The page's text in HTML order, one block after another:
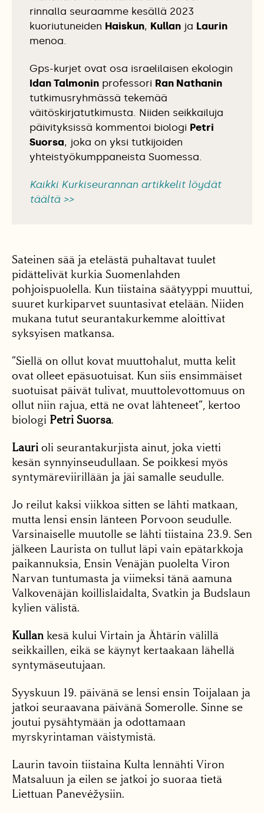
rinnalla seuraamme kesällä 2023
kuoriutuneiden Haiskun, Kullan ja Laurin
menoa.
Gps-kurjet ovat osa israelilaisen ekologin
Idan Talmonin professori Ran Nathanin
tutkimusryhmässä tekemää
väitöskirjatutkimusta. Niiden seikkailuja
päivityksissä kommentoi biologi Petri
Suorsa, joka on yksi tutkijoiden
yhteistyökumppaneista Suomessa.
Kaikki Kurkiseurannan artikkelit löydät
täältä >>
Sateinen sää ja etelästä puhaltavat tuulet
pidättelivät kurkia Suomenlahden
pohjoispuolella. Kun tiistaina säätyyppi muuttui,
suuret kurkiparvet suuntasivat etelään. Niiden
mukana tutut seurantakurkemme aloittivat
syksyisen matkansa.
”Siellä on ollut kovat muuttohalut, mutta kelit
ovat olleet epäsuotuisat. Kun siis ensimmäiset
suotuisat päivät tulivat, muuttolevottomuus on
ollut niin rajua, että ne ovat lähteneet”, kertoo
biologi Petri Suorsa.
Lauri oli seurantakurjista ainut, joka vietti
kesän synnyinseudullaan. Se poikkesi myös
syntymäreviirillään ja jäi samalle seudulle.
Jo reilut kaksi viikkoa sitten se lähti matkaan,
mutta lensi ensin länteen Porvoon seudulle.
Varsinaiselle muutolle se lähti tiistaina 23.9. Sen
jälkeen Laurista on tullut läpi vain epätarkkoja
paikannuksia, Ensin Venäjän puolelta Viron
Narvan tuntumasta ja viimeksi tänä aamuna
Valkovenäjän koillislaidalta, Svatkin ja Budslaun
kylien välistä.
Kullan kesä kului Virtain ja Ähtärin välillä
seikkaillen, eikä se käynyt kertaakaan lähellä
syntymäseutujaan.
Syyskuun 19. päivänä se lensi ensin Toijalaan ja
jatkoi seuraavana päivänä Somerolle. Sinne se
joutui pysähtymään ja odottamaan
myrskyrintaman väistymistä.
Laurin tavoin tiistaina Kulta lennähti Viron
Matsaluun ja eilen se jatkoi jo suoraa tietä
Liettuan Panevėžysiin.